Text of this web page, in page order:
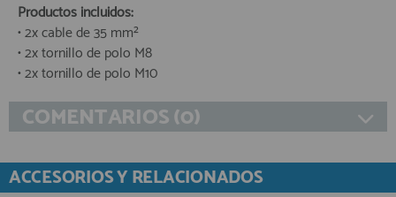
Productos incluidos:
• 2x cable de 35 mm²
• 2x tornillo de polo M8
• 2x tornillo de polo M10
COMENTARIOS (0)
ACCESORIOS Y RELACIONADOS